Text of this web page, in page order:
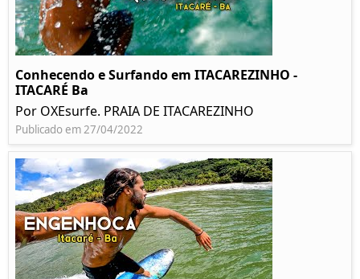
Conhecendo e Surfando em ITACAREZINHO -
ITACARÉ Ba
Por OXEsurfe. PRAIA DE ITACAREZINHO
Publicado em 27/04/2022